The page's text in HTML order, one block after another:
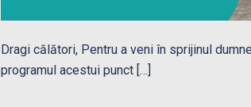
Dragi călători, Pentru a veni în sprijinul
programul acestui punct […]